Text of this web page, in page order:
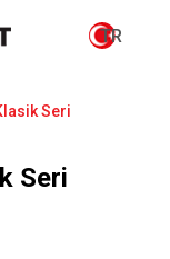
TR
Seri
Seri